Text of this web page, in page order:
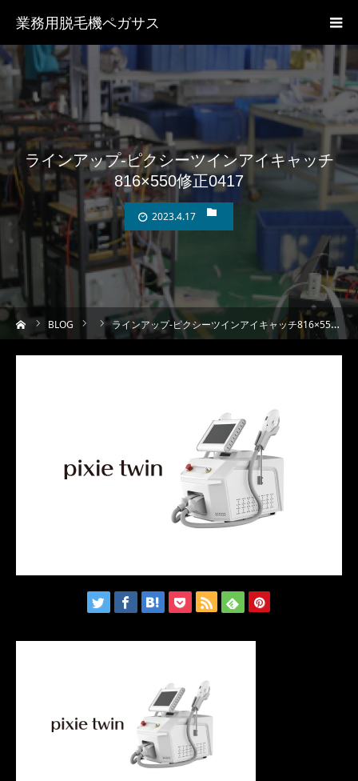
業務用脱毛機ペガサス
ラインアップ-ピクシーツインアイキャッチ
816×550修正0417
2023.4.17
BLOG ラインアップ-ピクシーツインアイキャッチ816×550修正0417